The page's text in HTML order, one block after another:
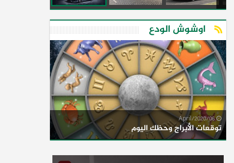
اوشوش الودع
06/April/2020
توقعات الأبراج وحظك اليوم